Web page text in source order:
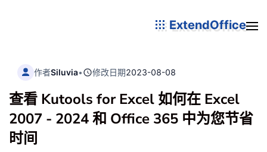
ExtendOffice
作者Siluvia• 修改日期2023-08-08
查看 Kutools for Excel 如何在 Excel
2007 - 2024 和 Office 365 中为您节省
时间